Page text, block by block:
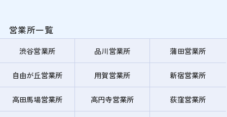
営業所一覧
渋谷営業所 品川営業所 蒲田営業所
自由が丘営業所 用賀営業所 新宿営業所
高田馬場営業所 高円寺営業所 荻窪営業所